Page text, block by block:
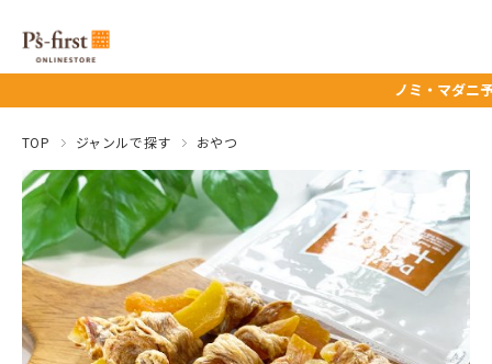
ノミ・マダニ予防薬タイ
TOP ジャンルで探す おやつ